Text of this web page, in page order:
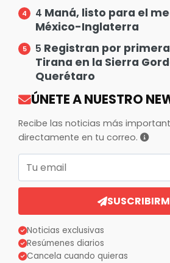
4 Maná, listo para el
México-Inglaterra
5 Registran por
Tirana en la Sierra
Querétaro
ÚNETE A NUESTRO
Recibe las noticias más
directamente en tu correo.
Correo electrónico
Noticias exclusivas
Resúmenes diarios
Cancela cuando quieras